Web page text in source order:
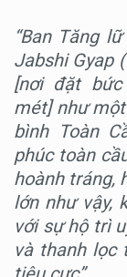
“Ban Tăng
Jabshi Gyap (
[nơi đặt bức
mét] như
bình Toàn
phúc toàn
hoành tráng,
lớn như vậy,
với sự hộ trì
và thanh lọc